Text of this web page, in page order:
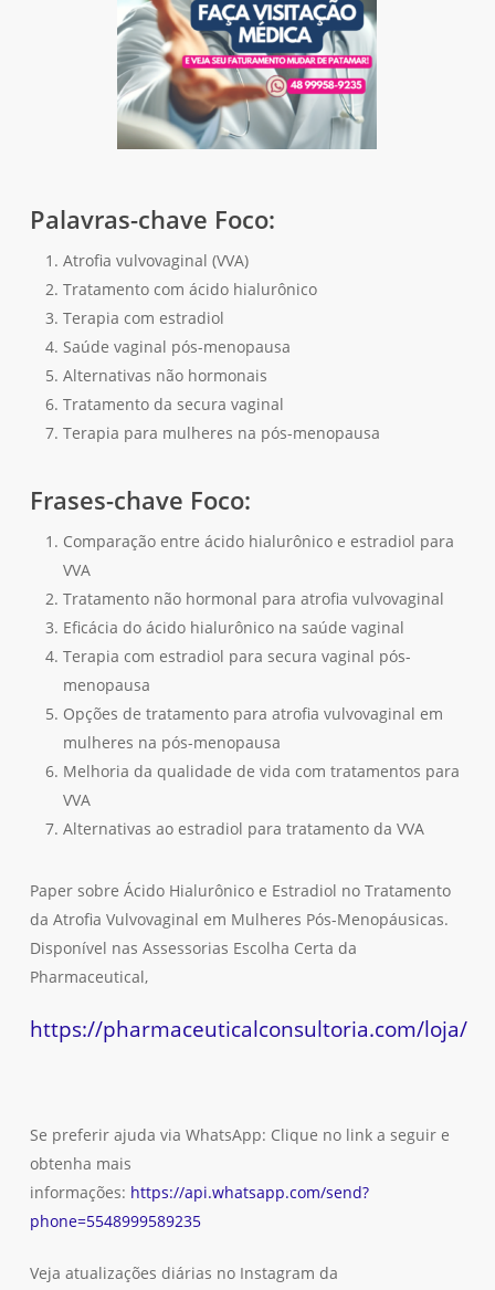
Palavras-chave Foco:
Atrofia vulvovaginal (VVA)
Tratamento com ácido hialurônico
Terapia com estradiol
Saúde vaginal pós-menopausa
Alternativas não hormonais
Tratamento da secura vaginal
Terapia para mulheres na pós-menopausa
Frases-chave Foco:
Comparação entre ácido hialurônico e estradiol para
VVA
Tratamento não hormonal para atrofia vulvovaginal
Eficácia do ácido hialurônico na saúde vaginal
Terapia com estradiol para secura vaginal pós-
menopausa
Opções de tratamento para atrofia vulvovaginal em
mulheres na pós-menopausa
Melhoria da qualidade de vida com tratamentos para
VVA
Alternativas ao estradiol para tratamento da VVA
Paper sobre Ácido Hialurônico e Estradiol no Tratamento
da Atrofia Vulvovaginal em Mulheres Pós-Menopáusicas.
Disponível nas Assessorias Escolha Certa da
Pharmaceutical,
https://pharmaceuticalconsultoria.com/loja/
Se preferir ajuda via WhatsApp: Clique no link a seguir e
obtenha mais
informações: https://api.whatsapp.com/send?
phone=5548999589235
Veja atualizações diárias no Instagram da